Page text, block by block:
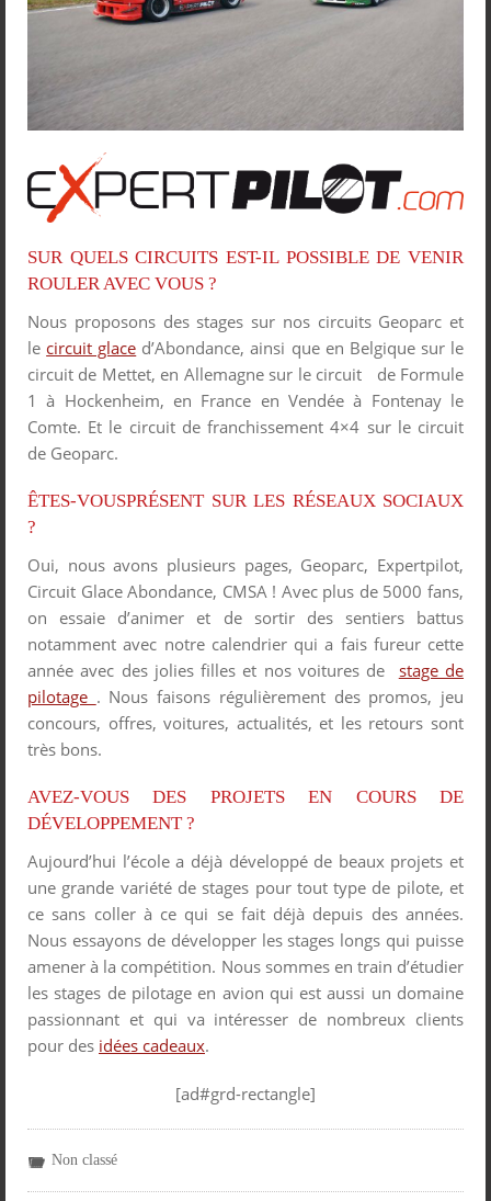
SUR QUELS CIRCUITS EST-IL POSSIBLE DE VENIR
ROULER AVEC VOUS ?
Nous proposons des stages sur nos circuits Geoparc et
le circuit glace d’Abondance, ainsi que en Belgique sur le
circuit de Mettet, en Allemagne sur le circuit de Formule
1 à Hockenheim, en France en Vendée à Fontenay le
Comte. Et le circuit de franchissement 4×4 sur le circuit
de Geoparc.
ÊTES-VOUSPRÉSENT SUR LES RÉSEAUX SOCIAUX
?
Oui, nous avons plusieurs pages, Geoparc, Expertpilot,
Circuit Glace Abondance, CMSA ! Avec plus de 5000 fans,
on essaie d’animer et de sortir des sentiers battus
notamment avec notre calendrier qui a fais fureur cette
année avec des jolies filles et nos voitures de stage de
pilotage . Nous faisons régulièrement des promos, jeu
concours, offres, voitures, actualités, et les retours sont
très bons.
AVEZ-VOUS DES PROJETS EN COURS DE
DÉVELOPPEMENT ?
Aujourd’hui l’école a déjà développé de beaux projets et
une grande variété de stages pour tout type de pilote, et
ce sans coller à ce qui se fait déjà depuis des années.
Nous essayons de développer les stages longs qui puisse
amener à la compétition. Nous sommes en train d’étudier
les stages de pilotage en avion qui est aussi un domaine
passionnant et qui va intéresser de nombreux clients
pour des idées cadeaux.
[ad#grd-rectangle]
Non classé